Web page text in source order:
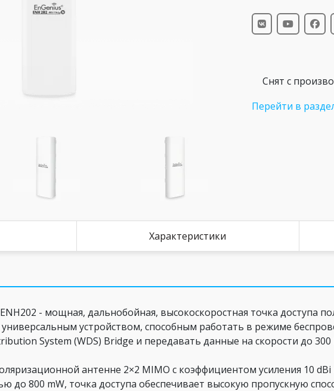
Снят с
Перейти в
Характеристики
- мощная, дальнобойная, высокоскоростная точка доступа
универсальным устройством, способным работать в режиме
System (WDS) Bridge и передавать данные на скорости до
антенне 2×2 MIMO с коэффициентом усиления 10
до 800 mW, точка доступа обеспечивает высокую пропускную